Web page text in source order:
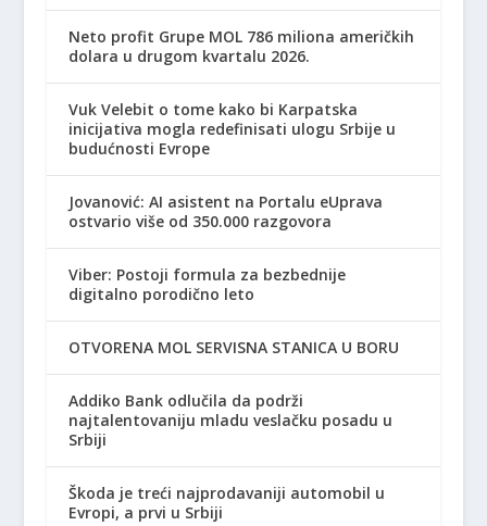
Neto profit Grupe MOL 786 miliona američkih
dolara u drugom kvartalu 2026.
Vuk Velebit o tome kako bi Karpatska
inicijativa mogla redefinisati ulogu Srbije u
budućnosti Evrope
Jovanović: AI asistent na Portalu eUprava
ostvario više od 350.000 razgovora
Viber: Postoji formula za bezbednije
digitalno porodično leto
OTVORENA MOL SERVISNA STANICA U BORU
Addiko Bank odlučila da podrži
najtalentovaniju mladu veslačku posadu u
Srbiji
Škoda je treći najprodavaniji automobil u
Evropi, a prvi u Srbiji